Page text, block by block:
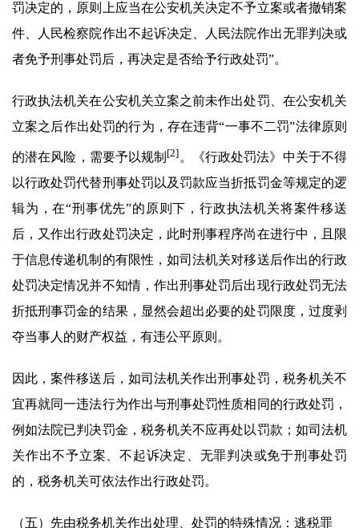
罚决定的，原则上应当在公安机关决定不予立案或者撤销案
件、人民检察院作出不起诉决定、人民法院作出无罪判决或
者免予刑事处罚后，再决定是否给予行政处罚”。
行政执法机关在公安机关立案之前未作出处罚、在公安机关
立案之后作出处罚的行为，存在违背“一事不二罚”法律原则
的潜在风险，需要予以规制 [2] 。《行政处罚法》中关于不得
以行政处罚代替刑事处罚以及罚款应当折抵罚金等规定的逻
辑为，在“刑事优先”的原则下，行政执法机关将案件移送
后，又作出行政处罚决定，此时刑事程序尚在进行中，且限
于信息传递机制的有限性，如司法机关对移送后作出的行政
处罚决定情况并不知情，作出刑事处罚后出现行政处罚无法
折抵刑事罚金的结果，显然会超出必要的处罚限度，过度剥
夺当事人的财产权益，有违公平原则。
因此，案件移送后，如司法机关作出刑事处罚，税务机关不
宜再就同一违法行为作出与刑事处罚性质相同的行政处罚，
例如法院已判决罚金，税务机关不应再处以罚款；如司法机
关作出不予立案、不起诉决定、无罪判决或免于刑事处罚
的，税务机关可依法作出行政处罚。
（五）先由税务机关作出处理、处罚的特殊情况：逃税罪